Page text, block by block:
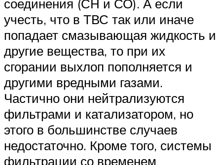
соединения (СН и СО). А если
учесть, что в ТВС так или иначе
попадает смазывающая жидкость и
другие вещества, то при их
сгорании выхлоп пополняется и
другими вредными газами.
Частично они нейтрализуются
фильтрами и катализатором, но
этого в большинстве случаев
недостаточно. Кроме того, системы
фильтрации со временем